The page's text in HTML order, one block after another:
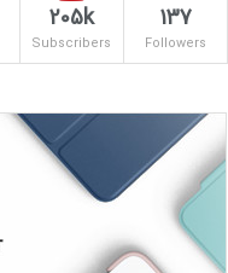
137
Followers
205k
Subscribers